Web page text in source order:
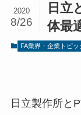
日立
体最
2020
8/26
FA業界・企業トピッ
日立製作所と